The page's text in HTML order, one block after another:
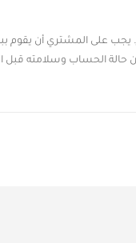
على المشتري أن يقوم
حالة الحساب وسلامته قبل